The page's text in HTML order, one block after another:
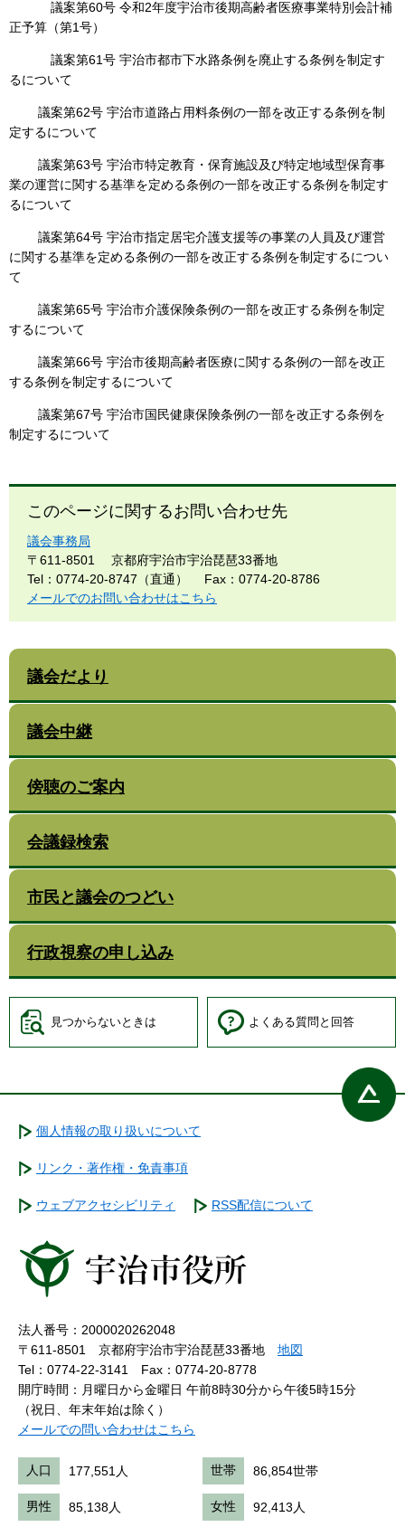
議案第60号 令和2年度宇治市後期高齢者医療事業特別会計補
正予算（第1号）
議案第61号 宇治市都市下水路条例を廃止する条例を制定す
るについて
議案第62号 宇治市道路占用料条例の一部を改正する条例を制
定するについて
議案第63号 宇治市特定教育・保育施設及び特定地域型保育事
業の運営に関する基準を定める条例の一部を改正する条例を制定す
るについて
議案第64号 宇治市指定居宅介護支援等の事業の人員及び運営
に関する基準を定める条例の一部を改正する条例を制定するについ
て
議案第65号 宇治市介護保険条例の一部を改正する条例を制定
するについて
議案第66号 宇治市後期高齢者医療に関する条例の一部を改正
する条例を制定するについて
議案第67号 宇治市国民健康保険条例の一部を改正する条例を
制定するについて
このページに関するお問い合わせ先
議会事務局
〒611-8501
京都府宇治市宇治琵琶33番地
Tel：0774-20-8747（直通）
Fax：0774-20-8786
メールでのお問い合わせはこちら
議会だより
議会中継
傍聴のご案内
会議録検索
市民と議会のつどい
行政視察の申し込み
見つからないときは よくある質問と回答
個人情報の取り扱いについて
リンク・著作権・免責事項
ウェブアクセシビリティ RSS配信について
法人番号：2000020262048
〒611-8501 京都府宇治市宇治琵琶33番地 地図
Tel：0774-22-3141
Fax：0774-20-8778
開庁時間：月曜日から金曜日 午前8時30分から午後5時15分
（祝日、年末年始は除く）
メールでの問い合わせはこちら
人口 177,551人 世帯 86,854世帯
男性 85,138人 女性 92,413人